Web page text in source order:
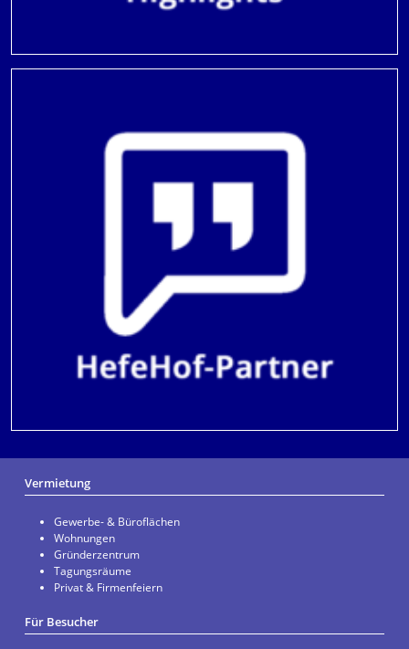
Vermietung
Gewerbe- & Büroflächen
Wohnungen
Gründerzentrum
Tagungsräume
Privat & Firmenfeiern
Für Besucher